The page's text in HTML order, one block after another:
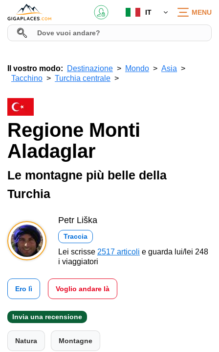
IT MENU
Il vostro modo: Destinazione Mondo
Asia
Tacchino
Turchia centrale
Regione Monti
Aladaglar
Le montagne più belle della
Turchia
Petr Liška
Traccia
Lei scrisse 2517 articoli e guarda lui/lei 248
i viaggiatori
Ero lì Voglio andare là
Invia una recensione
Natura Montagne